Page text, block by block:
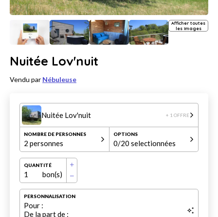
Afficher toutes
les images
Nuitée Lov'nuit
Vendu par Nébuleuse
Nuitée Lov'nuit + 1 OFFRE
NOMBRE DE PERSONNES
2 personnes
OPTIONS
0/20 selectionnées
QUANTITÉ
1 bon(s)
PERSONNALISATION
Pour :
De la part de :